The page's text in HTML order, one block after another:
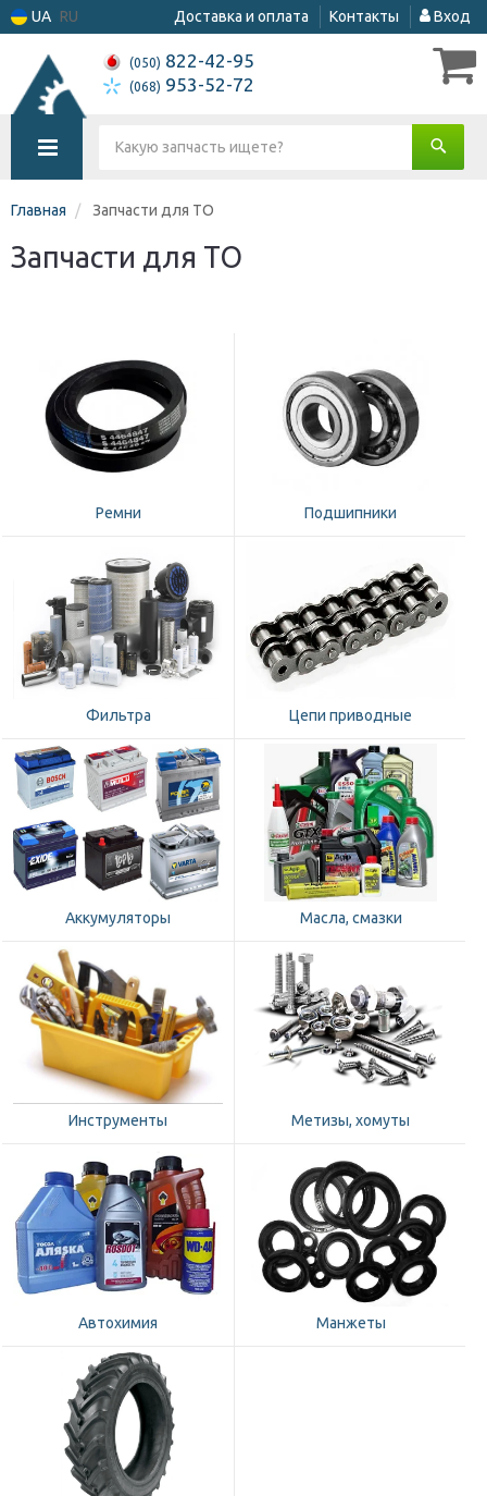
UA RU Доставка и оплата Контакты Вход
(050) 822-42-95
(068) 953-52-72
Главная Запчасти для ТО
Запчасти для ТО
Ремни Подшипники
Фильтра Цепи приводные
Аккумуляторы Масла, смазки
Инструменты Метизы, хомуты
Автохимия Манжеты